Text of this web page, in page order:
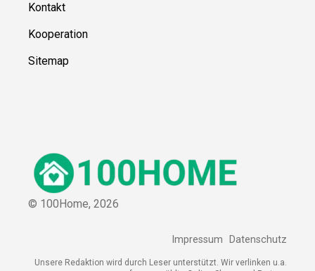
Kontakt
Kooperation
Sitemap
© 100Home, 2026
Impressum Datenschutz
Unsere Redaktion wird durch Leser unterstützt. Wir verlinken u.a.